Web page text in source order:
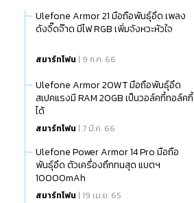
Ulefone Armor 21 มือถือพันธุ์อึด เพลง
ดังจิ๊ดจ๊าด มีไฟ RGB เพิ่มจังหวะหัวใจ
สมาร์ทโฟน | 9 ก.ค. 66
Ulefone Armor 20WT มือถือพันธุ์อึด
สเปคแรงมี RAM 20GB เป็นวอล์คกี้ทอล์คกี้
ได้
สมาร์ทโฟน | 7 มี.ค. 66
Ulefone Power Armor 14 Pro มือถือ
พันธุ์อึด ตัวเครื่องถึกทนสุด แบตฯ
10000mAh
สมาร์ทโฟน | 19 เม.ย. 65